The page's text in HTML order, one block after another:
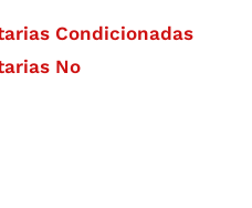
Condicionadas
No